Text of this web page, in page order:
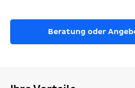
Beratung oder